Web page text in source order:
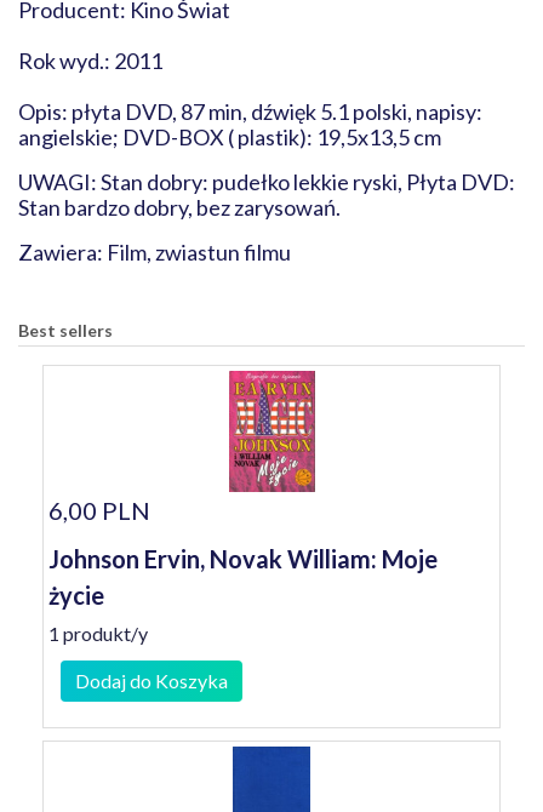
Producent: Kino Świat
Rok wyd.: 2011
Opis: płyta DVD, 87 min, dźwięk 5.1 polski, napisy:
angielskie; DVD-BOX ( plastik): 19,5x13,5 cm
UWAGI: Stan dobry: pudełko lekkie ryski, Płyta DVD:
Stan bardzo dobry, bez zarysowań.
Zawiera: Film, zwiastun filmu
Best sellers
6,00 PLN
Johnson Ervin, Novak William: Moje
życie
1 produkt/y
Dodaj do Koszyka